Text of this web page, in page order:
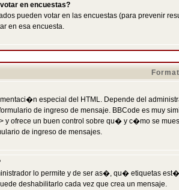
en encuestas?
pueden votar en las encuestas (para prevenir
en esa encuesta.
especial del HTML. Depende del
de ingreso de mensaje. BBCode es muy
y ofrece un buen control sobre qu� y c�mo se
de ingreso de mensajes.
lo permite y de ser as�, qu� etiquetas
deshabilitarlo cada vez que crea un mensaje.